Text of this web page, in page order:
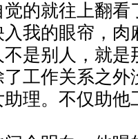
的就往上翻看
我的眼帘，肉
是别人，就是
工作关系之外
理。不仅助他